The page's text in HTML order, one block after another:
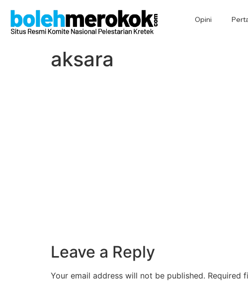
Opini
aksara
Leave a Reply
Your email address will not be published. Required